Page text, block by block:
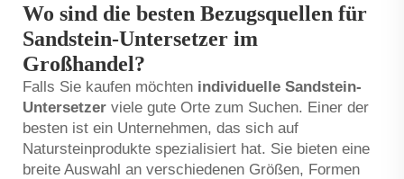
Wo sind die besten Bezugsquellen für
Sandstein-Untersetzer im
Großhandel?
Falls Sie kaufen möchten individuelle Sandstein-
Untersetzer viele gute Orte zum Suchen. Einer der
besten ist ein Unternehmen, das sich auf
Natursteinprodukte spezialisiert hat. Sie bieten eine
breite Auswahl an verschiedenen Größen, Formen